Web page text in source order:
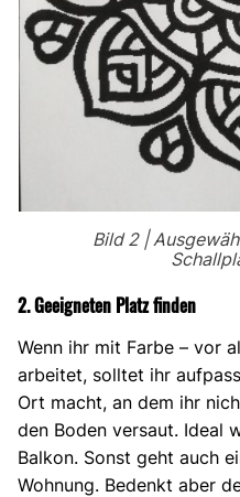
Bild 2 |
2. Geeigneten Platz finden
Wenn ihr mit Farbe – vor
arbeitet, solltet ihr
Ort macht, an dem ihr
den Boden versaut. Ideal
Balkon. Sonst geht auch
Wohnung. Bedenkt aber